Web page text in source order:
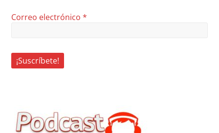
Correo electrónico*